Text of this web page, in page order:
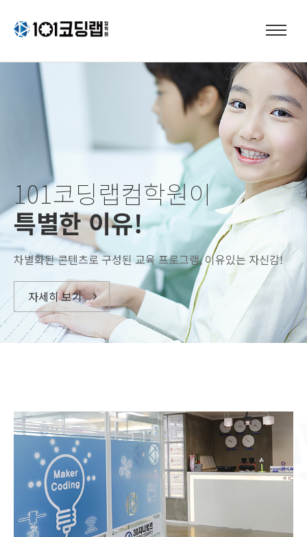
101코딩랩컴학원이
특별한 이유!
차별화된 콘텐츠로 구성된 교육 프로그램,이유있는 자신감!
자세히 보기